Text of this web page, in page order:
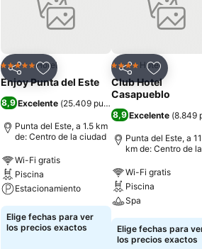
)
CompartirAgregar a favoritos
5 EstrellasHotel
Enjoy Punta del Este
8,9Excelente (25.409 puntuaciones
Punta del Este, a 1.5 km
de: Centro de la ciudad
Wi-Fi gratis
Piscina
Estacionamiento
Elige fechas para ver
los precios exactos
CompartirAgregar
4 EstrellasHotel
Club Hotel
Casapueblo
8,9 Excelente (8.849
Punta del Este, a
km de: Centro de la
Wi-Fi gratis
Piscina
Spa
Elige fechas para
los precios exactos